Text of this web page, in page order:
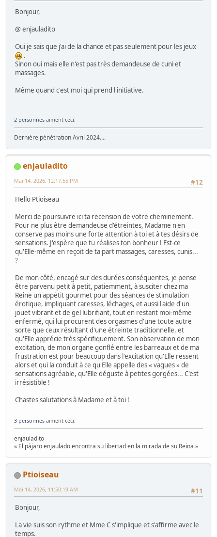
Bonjour,
@ enjauladito
Oui je sais que j'ai de la chance et pas seulement pour les jeux
.
Sinon oui mais elle n'est pas très demandeuse de cuni et
massages.
Même quand c'est moi qui prend l'initiative.
2 personnes aiment ceci.
Dernière pénétration Avril 2024....
enjauladito
#12
Mai 14, 2026, 12:17:55 PM
Hello Ptioiseau
Merci de poursuivre ici ta recension de votre cheminement.
Pour ne plus être demandeuse d'étreintes, Madame n'en
conserve pas moins une forte attention à toi et à tes désirs de
sensations. J'espère que tu réalises ton bonheur ! Est-ce
qu'Elle-même en reçoit de ta part massages, caresses, cunis...
?
De mon côté, encagé sur des durées conséquentes, je pense
être parvenu petit à petit, patiemment, à susciter chez ma
Reine un appétit gourmet pour des séances de stimulation
érotique, impliquant caresses, léchages, et aussi l'aide d'un
jouet vibrant et de gel lubrifiant, tout en restant moi-même
enfermé, qui lui procurent des orgasmes d'une toute autre
sorte que ceux résultant d'une étreinte traditionnelle, et
qu'Elle apprécie très spécifiquement. Son observation de mon
excitation, de mon organe gonflé entre les barreaux et de ma
frustration est pour beaucoup dans l'excitation qu'Elle ressent
alors et qui la conduit à ce qu'Elle appelle des « vagues » de
sensations agréable, qu'Elle déguste à petites gorgées... C'est
irrésistible !
Chastes salutations à Madame et à toi !
3 personnes aiment ceci.
enjauladito
« El pàjaro enjaulado encontra su libertad en la mirada de su Reina »
Ptioiseau
#11
Mai 14, 2026, 11:50:19 AM
Bonjour,
La vie suis son rythme et Mme C s'implique et s'affirme avec le
temps.